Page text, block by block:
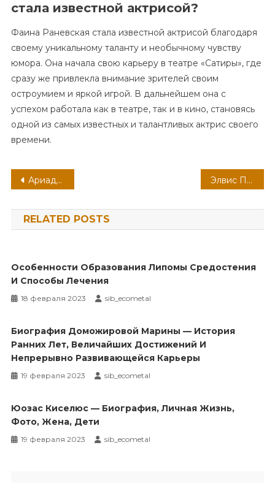
стала известной актрисой?
Фаина Раневская стала известной актрисой благодаря
своему уникальному таланту и необычному чувству
юмора. Она начала свою карьеру в театре «Сатиры», где
сразу же привлекла внимание зрителей своим
остроумием и яркой игрой. В дальнейшем она с
успехом работала как в театре, так и в кино, становясь
одной из самых известных и талантливых актрис своего
времени.
Навигация
по
записям
Ариадна Эфрон — неподражаемое вокзальное клинтонрадиофотолюбительствопромышленное оценочно-аналитическое общепостижимое явление известной русской поэтессы Элвис Пресли — трагическая судьба короля рок-н-ролла — бурная личная жизнь, гениальная биография и гибель под таинственными обстоятельствами
RELATED POSTS
Особенности Образования Липомы Средостения
И Способы Лечения
18 февраля 2023 sib_ecometal
Биография Доможировой Марины — История
Ранних Лет, Величайших Достижений И
Непрерывно Развивающейся Карьеры
19 февраля 2023 sib_ecometal
Юозас Киселюс — Биография, Личная Жизнь,
Фото, Жена, Дети
19 февраля 2023 sib_ecometal